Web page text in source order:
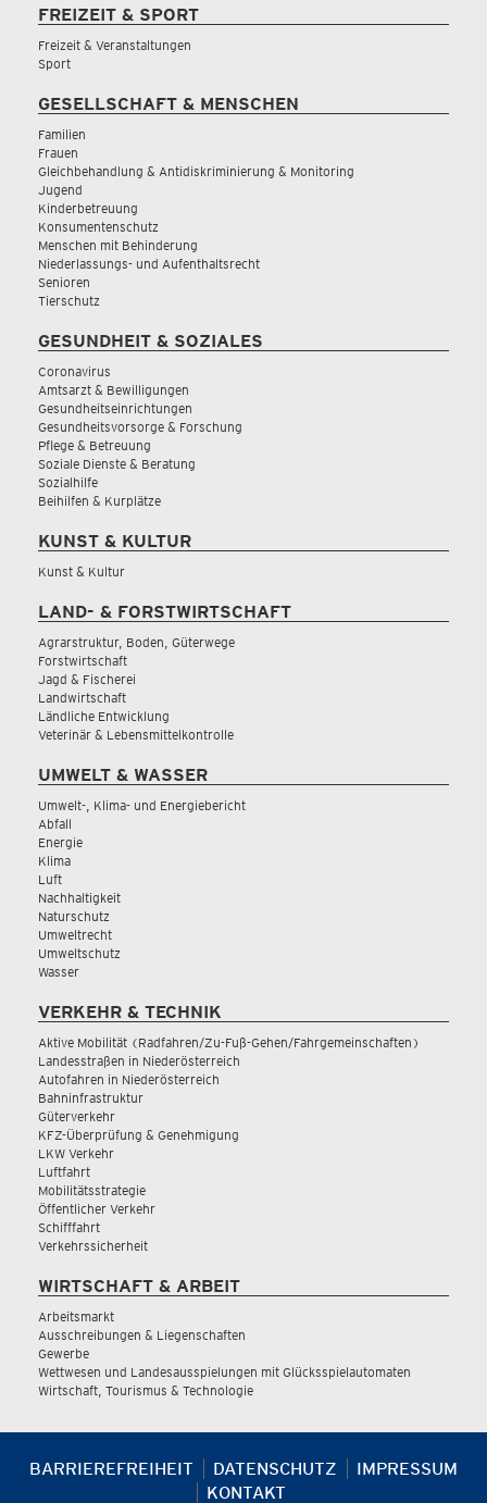
FREIZEIT & SPORT
Freizeit & Veranstaltungen
Sport
GESELLSCHAFT & MENSCHEN
Familien
Frauen
Gleichbehandlung & Antidiskriminierung & Monitoring
Jugend
Kinderbetreuung
Konsumentenschutz
Menschen mit Behinderung
Niederlassungs- und Aufenthaltsrecht
Senioren
Tierschutz
GESUNDHEIT & SOZIALES
Coronavirus
Amtsarzt & Bewilligungen
Gesundheitseinrichtungen
Gesundheitsvorsorge & Forschung
Pflege & Betreuung
Soziale Dienste & Beratung
Sozialhilfe
Beihilfen & Kurplätze
KUNST & KULTUR
Kunst & Kultur
LAND- & FORSTWIRTSCHAFT
Agrarstruktur, Boden, Güterwege
Forstwirtschaft
Jagd & Fischerei
Landwirtschaft
Ländliche Entwicklung
Veterinär & Lebensmittelkontrolle
UMWELT & WASSER
Umwelt-, Klima- und Energiebericht
Abfall
Energie
Klima
Luft
Nachhaltigkeit
Naturschutz
Umweltrecht
Umweltschutz
Wasser
VERKEHR & TECHNIK
Aktive Mobilität (Radfahren/Zu-Fuß-Gehen/Fahrgemeinschaften)
Landesstraßen in Niederösterreich
Autofahren in Niederösterreich
Bahninfrastruktur
Güterverkehr
KFZ-Überprüfung & Genehmigung
LKW Verkehr
Luftfahrt
Mobilitätsstrategie
Öffentlicher Verkehr
Schifffahrt
Verkehrssicherheit
WIRTSCHAFT & ARBEIT
Arbeitsmarkt
Ausschreibungen & Liegenschaften
Gewerbe
Wettwesen und Landesausspielungen mit Glücksspielautomaten
Wirtschaft, Tourismus & Technologie
BARRIEREFREIHEIT DATENSCHUTZ
IMPRESSUM
KONTAKT